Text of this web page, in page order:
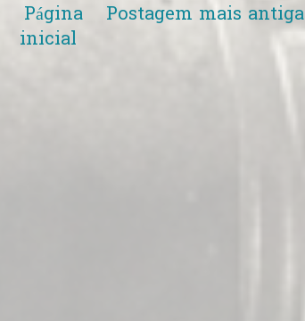
Postagem mais antiga
Página
inicial